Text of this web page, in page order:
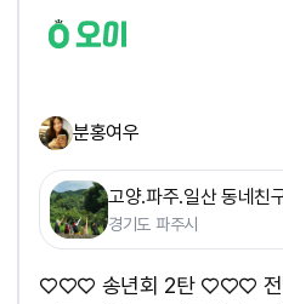
분홍여우
고양.파주.일산 동네친
경기도 파주시
♡♡♡ 송년회 2탄 ♡♡♡ 전날